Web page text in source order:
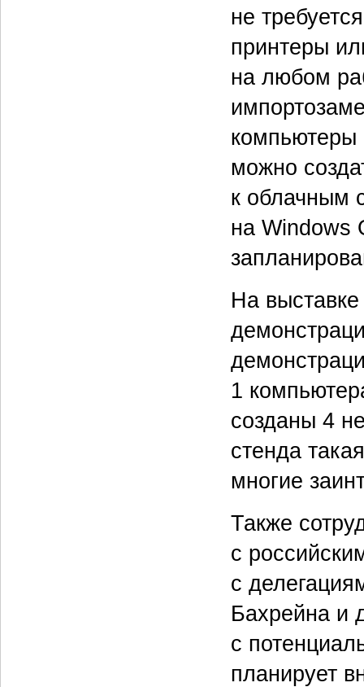
не
принтеры
на любом
можно
к облачным
на Windows
На
1
созданы 4
стенда
многие
Также
с
с
Бахрейна и
с
планирует